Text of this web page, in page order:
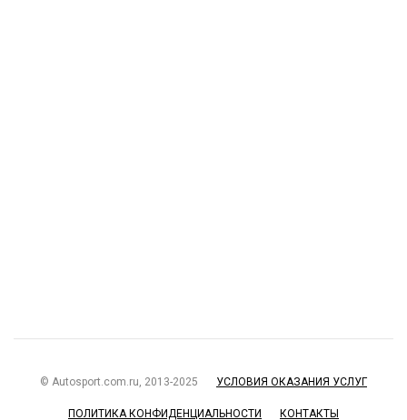
© Autosport.com.ru, 2013-2025 УСЛОВИЯ ОКАЗАНИЯ УСЛУГ
ПОЛИТИКА КОНФИДЕНЦИАЛЬНОСТИ КОНТАКТЫ